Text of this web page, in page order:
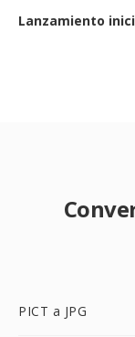
Lanzamiento
PICT a JPG